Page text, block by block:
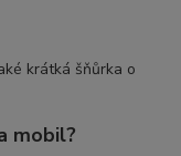
krátká šňůrka o
mobil?